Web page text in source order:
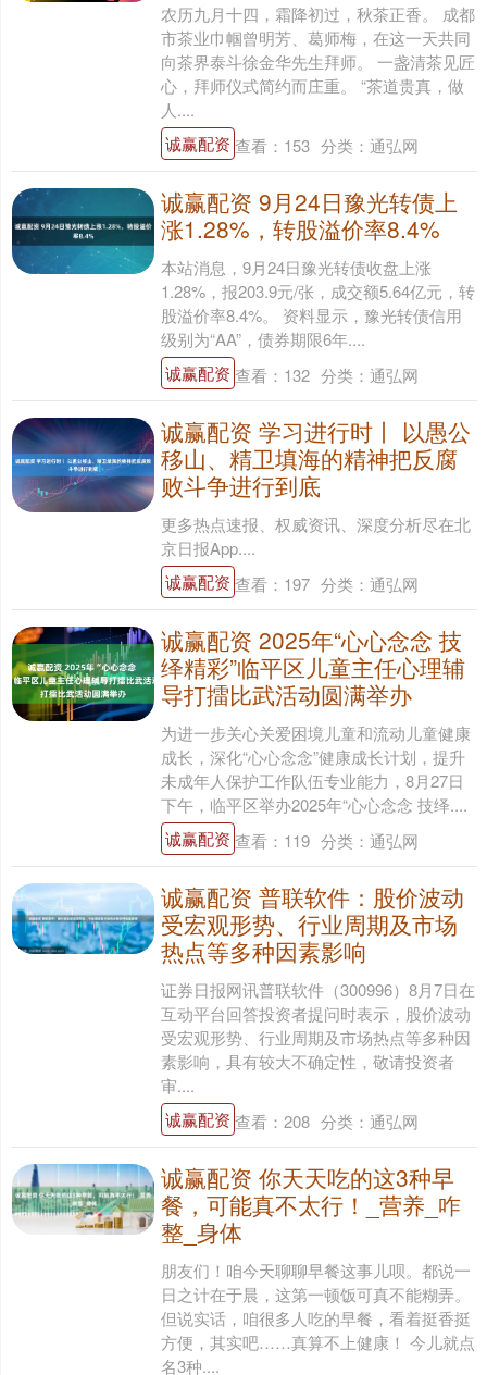
农历九月十四，霜降初过，秋茶正香。 成都
市茶业巾帼曾明芳、葛师梅，在这一天共同
向茶界泰斗徐金华先生拜师。 一盏清茶见匠
心，拜师仪式简约而庄重。 “茶道贵真，做
人....
诚赢配资 查看： 153 分类： 通弘网
诚赢配资 9月24日豫光转债上
涨1.28%，转股溢价率8.4%
本站消息，9月24日豫光转债收盘上涨
1.28%，报203.9元/张，成交额5.64亿元，转
股溢价率8.4%。 资料显示，豫光转债信用
级别为“AA”，债券期限6年....
诚赢配资 查看： 132 分类： 通弘网
诚赢配资 学习进行时丨 以愚公
移山、精卫填海的精神把反腐
败斗争进行到底
更多热点速报、权威资讯、深度分析尽在北
京日报App....
诚赢配资 查看： 197 分类： 通弘网
诚赢配资 2025年“心心念念 技
绎精彩”临平区儿童主任心理辅
导打擂比武活动圆满举办
为进一步关心关爱困境儿童和流动儿童健康
成长，深化“心心念念”健康成长计划，提升
未成年人保护工作队伍专业能力，8月27日
下午，临平区举办2025年“心心念念 技绎....
诚赢配资 查看： 119 分类： 通弘网
诚赢配资 普联软件：股价波动
受宏观形势、行业周期及市场
热点等多种因素影响
证券日报网讯普联软件（300996）8月7日在
互动平台回答投资者提问时表示，股价波动
受宏观形势、行业周期及市场热点等多种因
素影响，具有较大不确定性，敬请投资者
审....
诚赢配资 查看： 208 分类： 通弘网
诚赢配资 你天天吃的这3种早
餐，可能真不太行！_营养_咋
整_身体
朋友们！咱今天聊聊早餐这事儿呗。都说一
日之计在于晨，这第一顿饭可真不能糊弄。
但说实话，咱很多人吃的早餐，看着挺香挺
方便，其实吧……真算不上健康！ 今儿就点
名3种....